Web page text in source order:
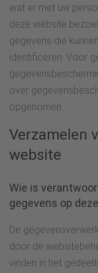
wat er met uw
deze website
gegevens die
identificeren. Voor
over
opgenomen.
Verzamelen
website
Wie is
gegevens op
De
door de
vinden in het